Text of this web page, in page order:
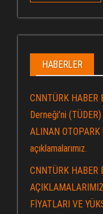
HABERLER
CNNTÜRK HABER
Derneği’ni
ALINAN OTOPARK
açıklamalarımız.
CNNTÜRK HABER
FİYATLARI VE